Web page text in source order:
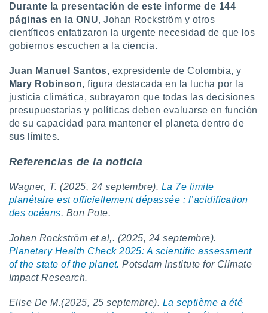
Durante la presentación de este informe de 144
páginas en la ONU, Johan Rockström y otros
científicos enfatizaron la urgente necesidad de que los
gobiernos escuchen a la ciencia.
Juan Manuel Santos, expresidente de Colombia, y
Mary Robinson, figura destacada en la lucha por la
justicia climática, subrayaron que todas las decisiones
presupuestarias y políticas deben evaluarse en función
de su capacidad para mantener el planeta dentro de
sus límites.
Referencias de la noticia
Wagner, T. (2025, 24 septembre). La 7e limite
planétaire est officiellement dépassée : l’acidification
des océans. Bon Pote.
Johan Rockström et al,. (2025, 24 septembre).
Planetary Health Check 2025: A scientific assessment
of the state of the planet. Potsdam Institute for Climate
Impact Research.
Elise De M.(2025, 25 septembre). La septième a été